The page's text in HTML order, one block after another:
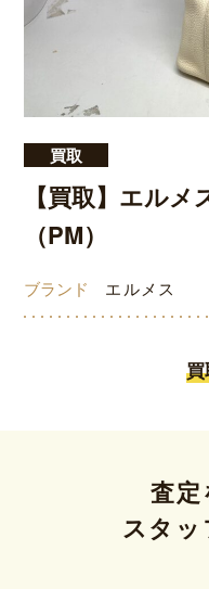
買取
【買取】エル
（PM）
ブランド エルメス
査定
スタッ